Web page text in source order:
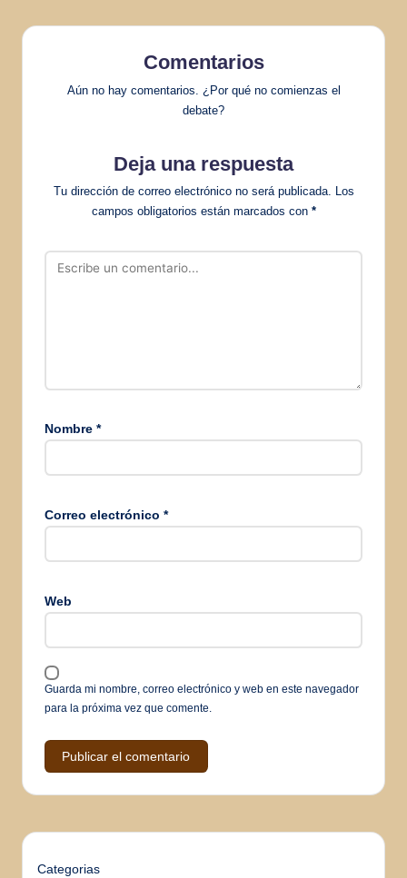
Comentarios
Aún no hay comentarios. ¿Por qué no comienzas el
debate?
Deja una respuesta
Tu dirección de correo electrónico no será publicada. Los
campos obligatorios están marcados con *
Nombre *
Correo electrónico *
Web
Guarda mi nombre, correo electrónico y web en este navegador
para la próxima vez que comente.
Categorias